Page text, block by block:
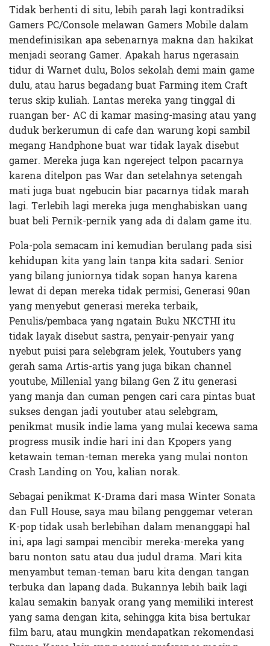
Tidak berhenti di situ, lebih parah lagi kontradiksi
Gamers PC/Console melawan Gamers Mobile dalam
mendefinisikan apa sebenarnya makna dan hakikat
menjadi seorang Gamer. Apakah harus ngerasain
tidur di Warnet dulu, Bolos sekolah demi main game
dulu, atau harus begadang buat Farming item Craft
terus skip kuliah. Lantas mereka yang tinggal di
ruangan ber- AC di kamar masing-masing atau yang
duduk berkerumun di cafe dan warung kopi sambil
megang Handphone buat war tidak layak disebut
gamer. Mereka juga kan ngereject telpon pacarnya
karena ditelpon pas War dan setelahnya setengah
mati juga buat ngebucin biar pacarnya tidak marah
lagi. Terlebih lagi mereka juga menghabiskan uang
buat beli Pernik-pernik yang ada di dalam game itu.
Pola-pola semacam ini kemudian berulang pada sisi
kehidupan kita yang lain tanpa kita sadari. Senior
yang bilang juniornya tidak sopan hanya karena
lewat di depan mereka tidak permisi, Generasi 90an
yang menyebut generasi mereka terbaik,
Penulis/pembaca yang ngatain Buku NKCTHI itu
tidak layak disebut sastra, penyair-penyair yang
nyebut puisi para selebgram jelek, Youtubers yang
gerah sama Artis-artis yang juga bikan channel
youtube, Millenial yang bilang Gen Z itu generasi
yang manja dan cuman pengen cari cara pintas buat
sukses dengan jadi youtuber atau selebgram,
penikmat musik indie lama yang mulai kecewa sama
progress musik indie hari ini dan Kpopers yang
ketawain teman-teman mereka yang mulai nonton
Crash Landing on You, kalian norak.
Sebagai penikmat K-Drama dari masa Winter Sonata
dan Full House, saya mau bilang penggemar veteran
K-pop tidak usah berlebihan dalam menanggapi hal
ini, apa lagi sampai mencibir mereka-mereka yang
baru nonton satu atau dua judul drama. Mari kita
menyambut teman-teman baru kita dengan tangan
terbuka dan lapang dada. Bukannya lebih baik lagi
kalau semakin banyak orang yang memiliki interest
yang sama dengan kita, sehingga kita bisa bertukar
film baru, atau mungkin mendapatkan rekomendasi